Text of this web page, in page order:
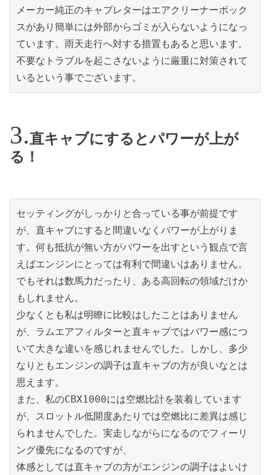
メーカー純正のキャブレターはエアクリーナーボック
スがあり簡単には外部からゴミが入らないようになっ
ています。雨天走行へ対する措置もあると思います。
不要なトラブルを起こさないように厳重に対策されて
いるという事でございます。
直キャブにするとパワーが上が
る！
セッティングがしっかりと合っている事が前提です
が、直キャブにすると間違いなくパワーが上がりま
す。何も抵抗が無い方がパワーを出すという観点で言
えばエンジンにとっては有利で間違いはありません。
でもそれは数馬力だったり、ある高回転の領域だけか
もしれません。
少なくとも私は明瞭に比較はしたことはありません
が、ラムエアフィルターと直キャブではパワー感につ
いて大きな違いを感じれませんでした。しかし、多少
なりともエンジンの調子は直キャブの方が良いなとは
思えます。
また、私のCBX1000には空燃比計を装着しています
が、スロットル低開度あたりでは空燃比に差異は感じ
られませんでした。実走しながらになるのでフィーリ
ング優先になるのですが、
体感としては直キャブの方がエンジンの調子はよいけ